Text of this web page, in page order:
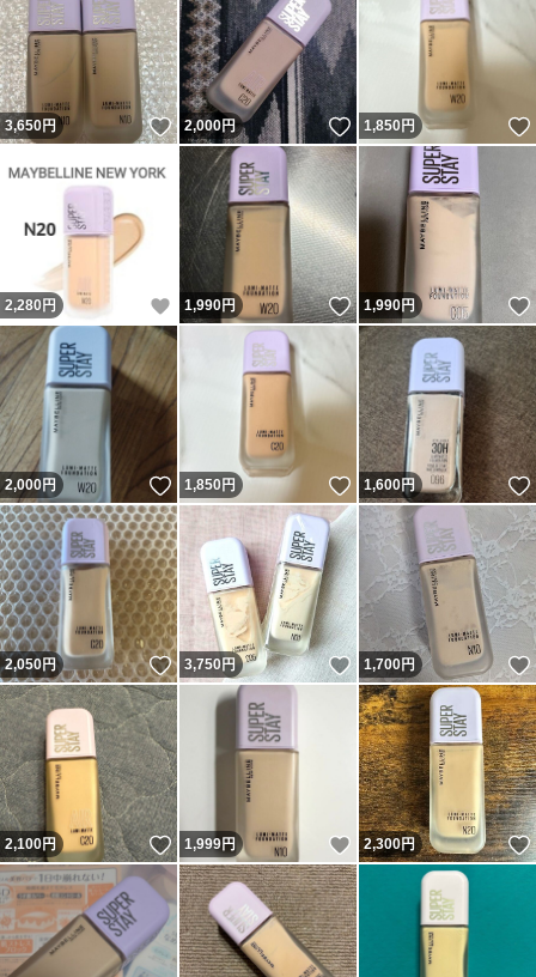
3,650円 いいね！
2,000円 いいね！
1,850円
2,280 円 いいね！
1,990円 いいね！
1,990円
2,000円 いいね！
1,850円 いいね！
1,600円
2,050円 いいね！
3,750円 いいね！
1,700円
2,100円 いいね！
1,999円 いいね！
2,300円